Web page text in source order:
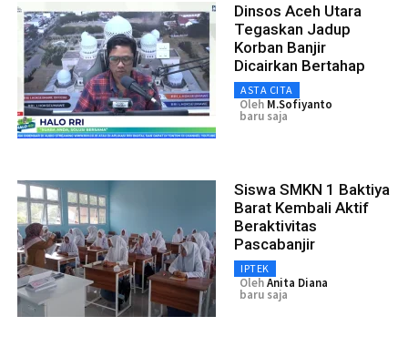
Dinsos Aceh Utara
Tegaskan Jadup
Korban Banjir
Dicairkan Bertahap
ASTA CITA
Oleh M.Sofiyanto
baru saja
Siswa SMKN 1 Baktiya
Barat Kembali Aktif
Beraktivitas
Pascabanjir
IPTEK
OlehAnita Diana
baru saja